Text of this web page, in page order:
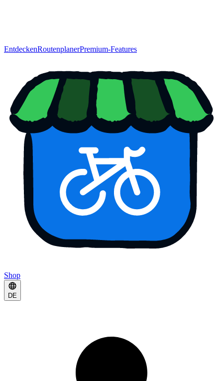
EntdeckenRoutenplanerPremium-Features
Shop
DE